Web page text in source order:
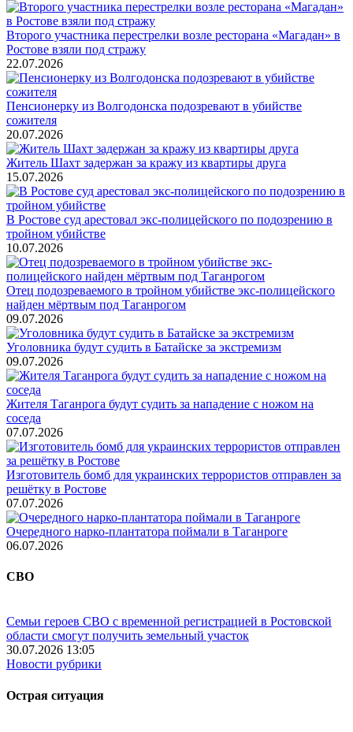
Второго участника перестрелки возле ресторана «Магадан» в
Ростове взяли под стражу
22.07.2026
Пенсионерку из Волгодонска подозревают в убийстве
сожителя
20.07.2026
Житель Шахт задержан за кражу из квартиры друга
15.07.2026
В Ростове суд арестовал экс-полицейского по подозрению в
тройном убийстве
10.07.2026
Отец подозреваемого в тройном убийстве экс-полицейского
найден мёртвым под Таганрогом
09.07.2026
Уголовника будут судить в Батайске за экстремизм
09.07.2026
Жителя Таганрога будут судить за нападение с ножом на
соседа
07.07.2026
Изготовитель бомб для украинских террористов отправлен за
решётку в Ростове
07.07.2026
Очередного нарко-плантатора поймали в Таганроге
06.07.2026
СВО
Семьи героев СВО с временной регистрацией в Ростовской
области смогут получить земельный участок
30.07.2026 13:05
Новости рубрики
Острая ситуация